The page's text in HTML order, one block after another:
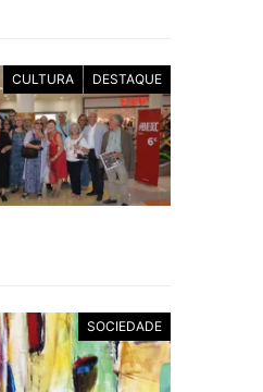
CULTURA DESTAQUE
SOCIEDADE